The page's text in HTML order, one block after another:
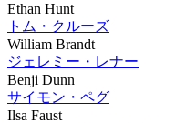
Ethan Hunt
トム・クルーズ
William Brandt
ジェレミー・レナー
Benji Dunn
サイモン・ペグ
Ilsa Faust